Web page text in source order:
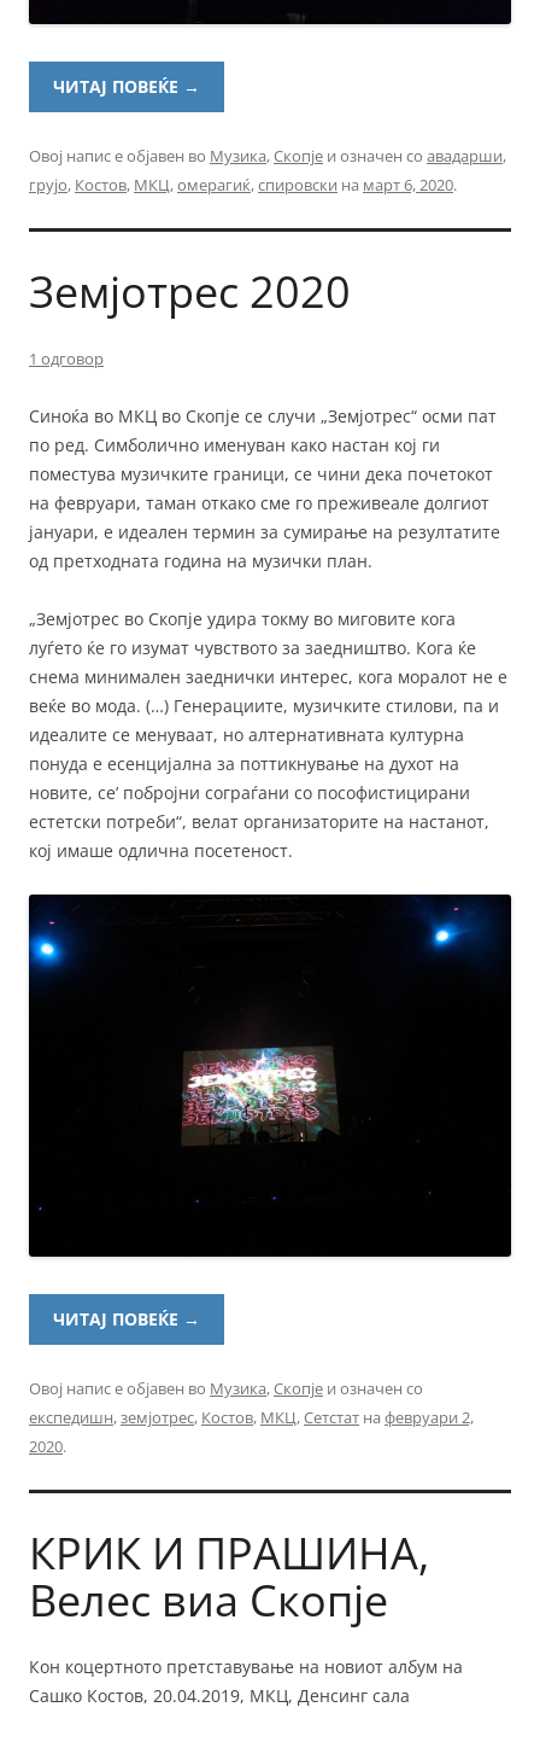
ЧИТАЈ ПОВЕЌЕ →
Овој напис е објавен во Музика,Скопје и означен со авадарши,
грујо, Костов, МКЦ,омерагиќ,спировски на март 6, 2020.
Земјотрес 2020
1 одговор
Синоќа во МКЦ во Скопје се случи „Земјотрес“ осми пат
по ред. Симболично именуван како настан кој ги
поместува музичките граници, се чини дека почетокот
на февруари, таман откако сме го преживеале долгиот
јануари, е идеален термин за сумирање на резултатите
од претходната година на музички план.
„Земјотрес во Скопје удира токму во миговите кога
луѓето ќе го изумат чувството за заедништво. Кога ќе
снема минимален заеднички интерес, кога моралот не е
веќе во мода. (…) Генерациите, музичките стилови, па и
идеалите се менуваат, но алтернативната културна
понуда е есенцијална за поттикнување на духот на
новите, се’ побројни сограѓани со пософистицирани
естетски потреби“, велат организаторите на настанот,
кој имаше одлична посетеност.
ЧИТАЈ ПОВЕЌЕ →
Овој напис е објавен во Музика,Скопје и означен со
експедишн,земјотрес, Костов, МКЦ,Сетстат на февруари 2,
2020.
КРИК И ПРАШИНА,
Велес виа Скопје
Кон коцертното претставување на новиот албум на
Сашко Костов, 20.04.2019, МКЦ, Денсинг сала